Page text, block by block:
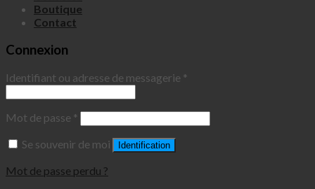
Boutique
Contact
Connexion
Identifiant ou adresse de messagerie *
Mot de passe *
Se souvenir de moi
Identification
Mot de passe perdu ?